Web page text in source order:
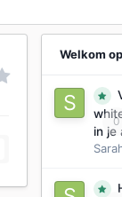
Welkom
0
in je